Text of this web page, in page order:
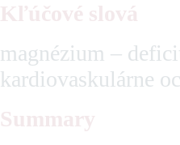
magnézium –
kardiovaskulárne